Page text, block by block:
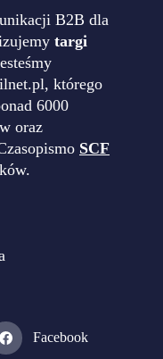
B2B dla
targi
którego
6000
oraz
SCF
Facebook